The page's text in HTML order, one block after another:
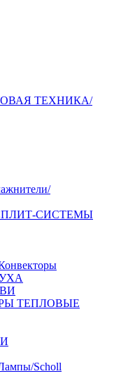
ТЕХНИКА/
СИСТЕМЫ
ТЕПЛОВЫЕ
Scholl